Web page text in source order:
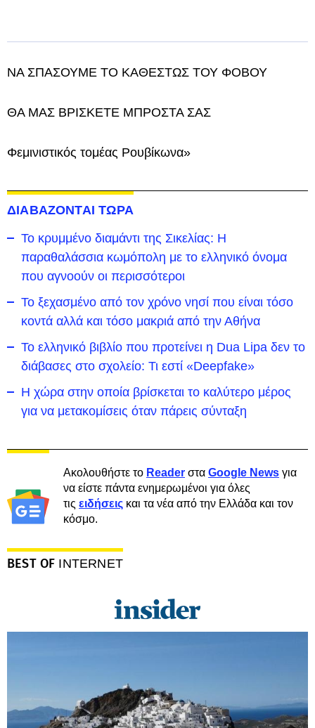
ΝΑ ΣΠΑΣΟΥΜΕ ΤΟ ΚΑΘΕΣΤΩΣ ΤΟΥ ΦΟΒΟΥ
ΘΑ ΜΑΣ ΒΡΙΣΚΕΤΕ ΜΠΡΟΣΤΑ ΣΑΣ
Φεμινιστικός τομέας Ρουβίκωνα»
ΔΙΑΒΑΖΟΝΤΑΙ ΤΩΡΑ
Το κρυμμένο διαμάντι της Σικελίας: Η
παραθαλάσσια κωμόπολη με το ελληνικό όνομα
που αγνοούν οι περισσότεροι
To ξεχασμένο από τον χρόνο νησί που είναι τόσο
κοντά αλλά και τόσο μακριά από την Αθήνα
Το ελληνικό βιβλίο που προτείνει η Dua Lipa δεν το
διάβασες στο σχολείο: Τι εστί «Deepfake»
Η χώρα στην οποία βρίσκεται το καλύτερο μέρος
για να μετακομίσεις όταν πάρεις σύνταξη
Ακολουθήστε το Reader στα Google News για
να είστε πάντα ενημερωμένοι για όλες
τις ειδήσεις και τα νέα από την Ελλάδα και τον
κόσμο.
BEST OF INTERNET